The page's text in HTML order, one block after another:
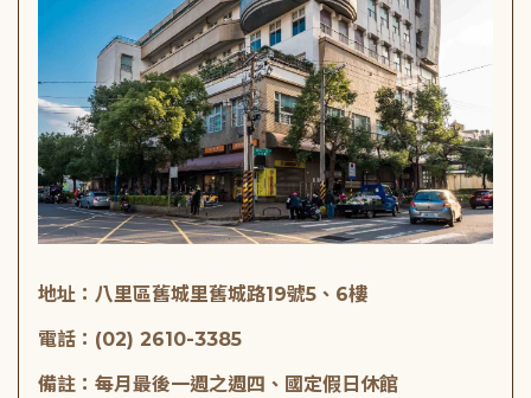
地址：八里區舊城里舊城路19號5、6樓
電話：(02) 2610-3385
備註：每月最後一週之週四、國定假日休館